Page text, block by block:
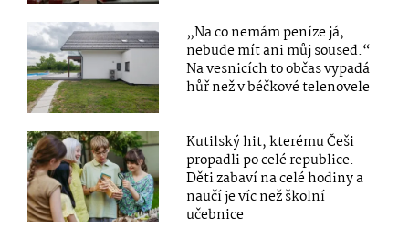
„Na co nemám peníze já,
nebude mít ani můj soused.“
Na vesnicích to občas vypadá
hůř než v béčkové telenovele
Kutilský hit, kterému Češi
propadli po celé republice.
Děti zabaví na celé hodiny a
naučí je víc než školní
učebnice